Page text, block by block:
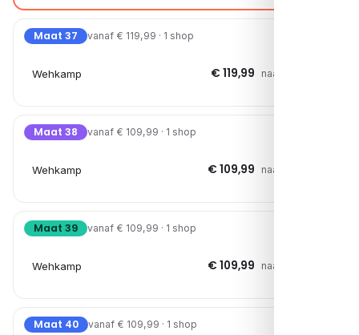
Maat 37 vanaf € 119,99 · 1 shop
Wehkamp € 119,99 naar shop →
Maat 38 vanaf € 109,99 · 1 shop
Wehkamp € 109,99 naar shop →
Maat 39 vanaf € 109,99 · 1 shop
Wehkamp € 109,99 naar shop →
Maat 40 vanaf € 109,99 · 1 shop